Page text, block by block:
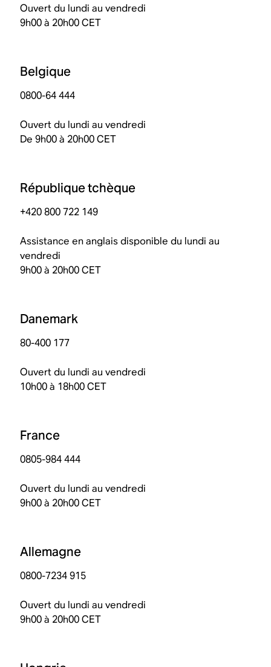
Ouvert du lundi au vendredi
9h00 à 20h00 CET
Belgique
0800-64 444
Ouvert du lundi au vendredi
De 9h00 à 20h00 CET
République tchèque
+420 800 722 149
Assistance en anglais disponible du lundi au
vendredi
9h00 à 20h00 CET
Danemark
80-400 177
Ouvert du lundi au vendredi
10h00 à 18h00 CET
France
0805-984 444
Ouvert du lundi au vendredi
9h00 à 20h00 CET
Allemagne
0800-7234 915
Ouvert du lundi au vendredi
9h00 à 20h00 CET